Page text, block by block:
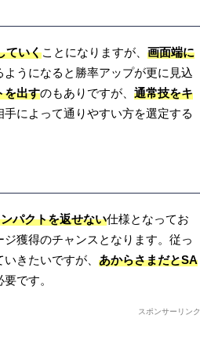
ていくことになりますが、 画面端に
ようになると勝率アップが更に見込
を出すのもありですが、 通常技をキ
によって通りやすい方を選定する
パクトを返せない仕様となってお
獲得のチャンスとなります。従っ
きたいですが、 あからさまだとSA
です。
スポンサーリンク